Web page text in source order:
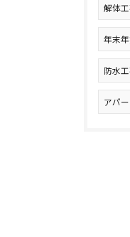
解体
年末
防水
アパ